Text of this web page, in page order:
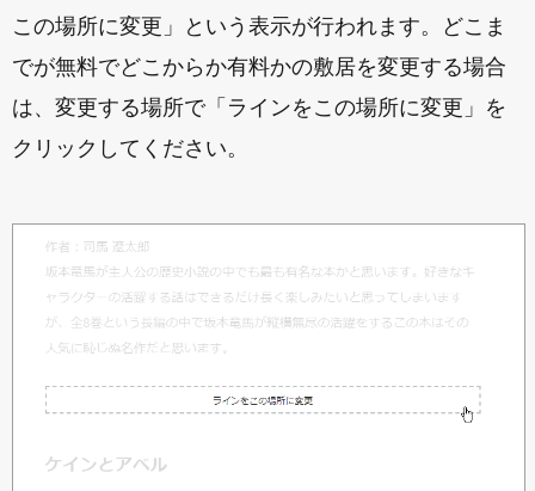
この場所に変更」という表示が行われます。どこま
でが無料でどこからか有料かの敷居を変更する場合
は、変更する場所で「ラインをこの場所に変更」を
クリックしてください。